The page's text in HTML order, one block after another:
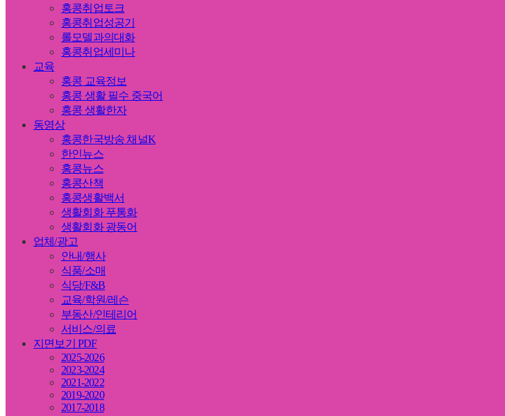
홍콩취업토크
홍콩취업성공기
롤모델과의대화
홍콩취업세미나
교육
홍콩 교육정보
홍콩 생활 필수 중국어
홍콩 생활한자
동영상
홍콩한국방송 채널K
한인뉴스
홍콩뉴스
홍콩산책
홍콩생활백서
생활회화 푸통화
생활회화 광동어
업체/광고
안내/행사
식품/소매
식당/F&B
교육/학원/레슨
부동산/인테리어
서비스/의료
지면보기 PDF
2025-2026
2023-2024
2021-2022
2019-2020
2017-2018